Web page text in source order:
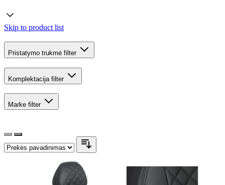
Skip to product list
Pristatymo trukmė filter
Komplektacija filter
Marke filter